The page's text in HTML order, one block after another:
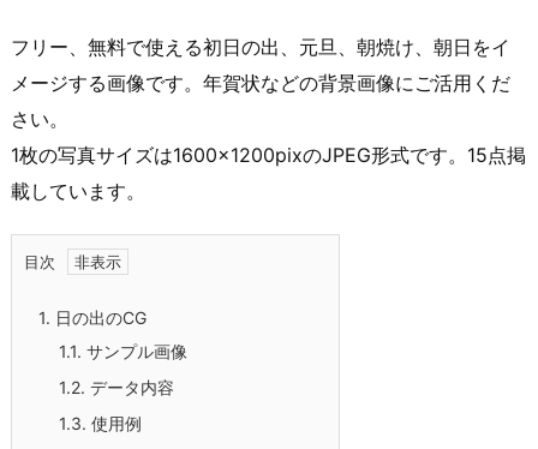
フリー、無料で使える初日の出、元旦、朝焼け、朝日をイ
メージする画像です。年賀状などの背景画像にご活用くだ
さい。
1枚の写真サイズは1600×1200pixのJPEG形式です。15点掲
載しています。
目次
1. 日の出のCG
1.1. サンプル画像
1.2. データ内容
1.3. 使用例